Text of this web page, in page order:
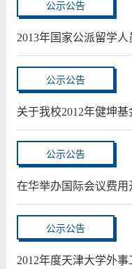
公示公告
2013年国家公派留学
公示公告
关于我校2012年健坤
公示公告
在华举办国际会议费
公示公告
2012年度天津大学外